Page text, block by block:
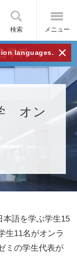
検索 メニュー
languages. ×
学科
オン
語を学ぶ学生15
11名がオンラ
ミの学生代表が